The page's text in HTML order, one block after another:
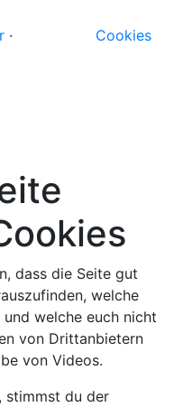
·
Cookies
dass die Seite gut
welche
welche euch nicht
von Drittanbietern
von Videos.
stimmst du der